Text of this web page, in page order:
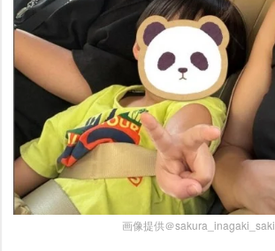
画像提供＠sakura_inagaki_saki